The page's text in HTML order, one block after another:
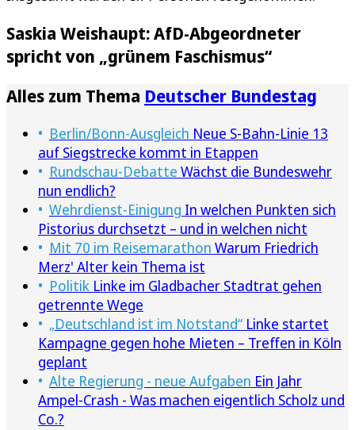
Saskia Weishaupt: AfD-Abgeordneter
spricht von „grünem Faschismus“
Alles zum Thema Deutscher Bundestag
Berlin/Bonn-Ausgleich Neue S-Bahn-Linie 13
auf Siegstrecke kommt in Etappen
Rundschau-Debatte Wächst die Bundeswehr
nun endlich?
Wehrdienst-Einigung In welchen Punkten sich
Pistorius durchsetzt – und in welchen nicht
Mit 70 im Reisemarathon Warum Friedrich
Merz' Alter kein Thema ist
Politik Linke im Gladbacher Stadtrat gehen
getrennte Wege
„Deutschland ist im Notstand“ Linke startet
Kampagne gegen hohe Mieten – Treffen in Köln
geplant
Alte Regierung - neue Aufgaben Ein Jahr
Ampel-Crash - Was machen eigentlich Scholz und
Co.?